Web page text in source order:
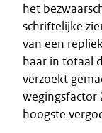
het
schriftelijke
van een
haar in totaal
verzoekt
wegingsfactor
hoogste